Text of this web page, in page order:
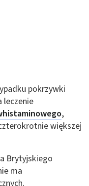
pokrzywki
leczenie
,
większej
Brytyjskiego
ma